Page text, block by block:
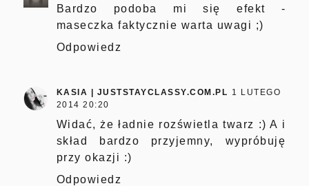
Bardzo podoba mi się efekt -
maseczka faktycznie warta uwagi ;)
Odpowiedz
KASIA | JUSTSTAYCLASSY.COM.PL 1 LUTEGO
2014 20:20
Widać, że ładnie rozświetla twarz :) A i
skład bardzo przyjemny, wypróbuję
przy okazji :)
Odpowiedz